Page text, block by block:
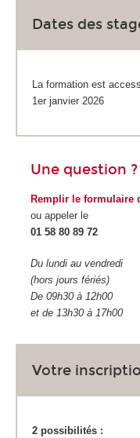
Dates des
La formation est
1er janvier 2026
Une question ?
Remplir le formulaire
ou appeler le
01 58 80 89 72
Du lundi au vendredi
(hors jours fériés)
De 09h30 à 12h00
et de 13h30 à 17h00
Votre
2 possibilités :